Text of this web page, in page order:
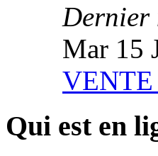
Dernier
Mar 15
Qui est en